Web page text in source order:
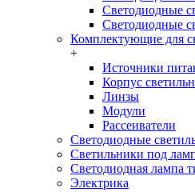
Светодиодные
Светодиодные
Комплектующие для
+
Источники
Корпус
Линзы
Модули
Рассеиватели
Светодиодные
Светильники под
Светодиодная лампа
Электрика